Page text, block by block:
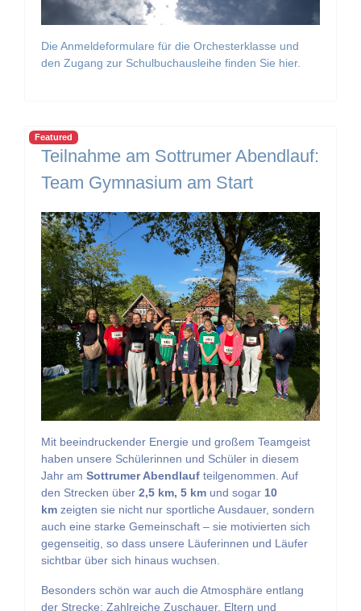
Die Anmeldeformulare für die Orchesterklasse und
den Zugang zur Schulbuchausleihe finden Sie hier.
Featured
Teilnahme am Sottrumer Abendlauf:
Team Gymnasium am Start
Mit beeindruckender Energie und großem Teamgeist
haben unsere Schülerinnen und Schüler in diesem
Jahr am Sottrumer Abendlauf teilgenommen. Auf
den Strecken über 2,5 km, 5 km und sogar 10
km zeigten sie nicht nur sportliche Ausdauer, sondern
auch eine starke Gemeinschaft – sie motivierten sich
gegenseitig, so dass unsere Läuferinnen und Läufer
sichtbar über sich hinaus wuchsen.
Besonders schön war auch die Atmosphäre entlang
der Strecke: Zahlreiche Zuschauer, Eltern und